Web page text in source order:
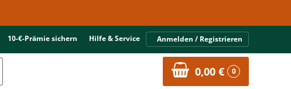
10-€-Prämie sichern Hilfe & Service Anmelden / Registrieren
0,00 € 0